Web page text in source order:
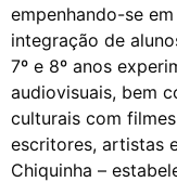
empenhando-se
integração de
7º e 8º anos
audiovisuais, bem
culturais com
escritores, artistas
Chiquinha –